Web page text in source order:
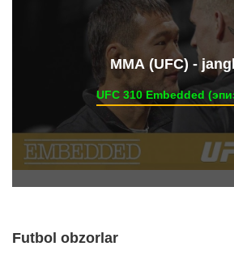
ММА (UFC) -
UFC 310 Embedded
Futbol obzorlar